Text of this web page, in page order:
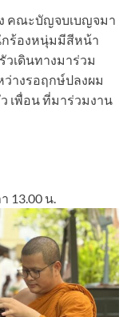
ง คณะบัญจบเบญจมา
ร้องหนุ่มมีสีหน้า
เดินทางมาร่วม
างรอฤกษ์ปลงผม
เพื่อน ที่มาร่วมงาน
13.00 น.